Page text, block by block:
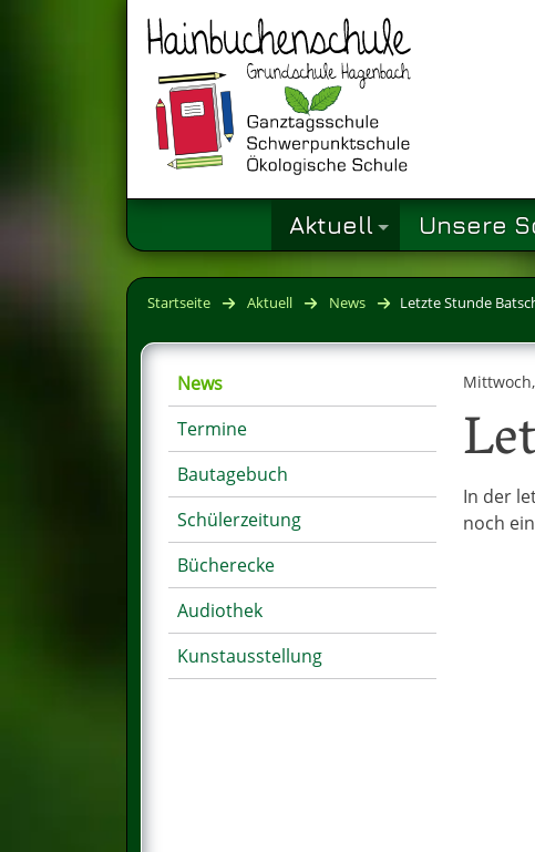
Aktuell Unsere
Startseite Aktuell News Letzte Stunde
News
Termine
Bautagebuch
Schülerzeitung
Bücherecke
Audiothek
Kunstausstellung
In der
noch